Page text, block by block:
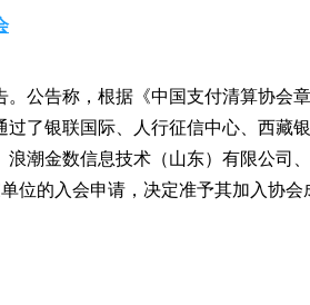
公告称，根据《中国支付清算协会
了银联国际、人行征信中心、西藏
潮金数信息技术（山东）有限公司
位的入会申请，决定准予其加入协